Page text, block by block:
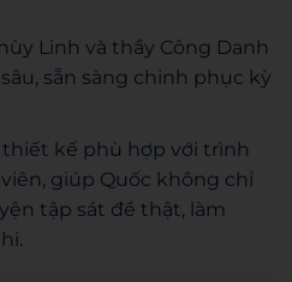
Linh và thầy Công Danh
sẵn sàng chinh phục kỳ
kế phù hợp với trình
giúp Quốc không chỉ
tập sát đề thật, làm